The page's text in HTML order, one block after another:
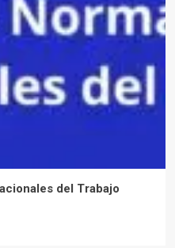
del Trabajo